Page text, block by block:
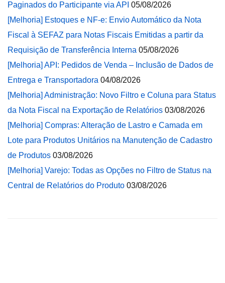
Paginados do Participante via API 05/08/2026
[Melhoria] Estoques e NF-e: Envio Automático da Nota
Fiscal à SEFAZ para Notas Fiscais Emitidas a partir da
Requisição de Transferência Interna 05/08/2026
[Melhoria] API: Pedidos de Venda – Inclusão de Dados de
Entrega e Transportadora 04/08/2026
[Melhoria] Administração: Novo Filtro e Coluna para Status
da Nota Fiscal na Exportação de Relatórios 03/08/2026
[Melhoria] Compras: Alteração de Lastro e Camada em
Lote para Produtos Unitários na Manutenção de Cadastro
de Produtos 03/08/2026
[Melhoria] Varejo: Todas as Opções no Filtro de Status na
Central de Relatórios do Produto 03/08/2026